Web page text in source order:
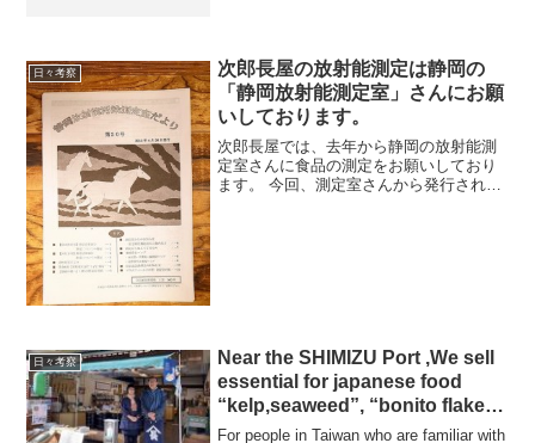
日々考察
次郎長屋の放射能測定は静岡の
「静岡放射能測定室」さんにお願
いしております。
次郎長屋では、去年から静岡の放射能測
定室さんに食品の測定をお願いしており
ます。 今回、測定室さんから発行されて
日々考察
Near the SHIMIZU Port ,We sell
essential for japanese food
“kelp,seaweed”, “bonito flakes”
and “shiitake mushrooms”.
For people in Taiwan who are familiar with